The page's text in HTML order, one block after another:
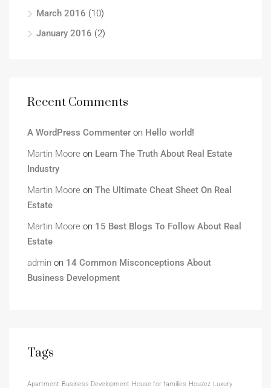
March 2016 (10)
January 2016 (2)
Recent Comments
A WordPress Commenter on Hello world!
Martin Moore on Learn The Truth About Real Estate
Industry
Martin Moore on The Ultimate Cheat Sheet On Real
Estate
Martin Moore on 15 Best Blogs To Follow About Real
Estate
admin on 14 Common Misconceptions About
Business Development
Tags
Apartment Business Development House for families Houzez Luxury